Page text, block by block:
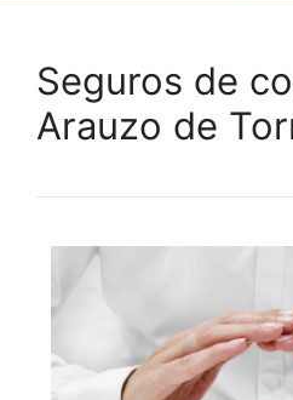
Seguros de
Arauzo de